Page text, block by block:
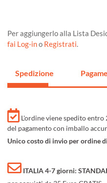
Per aggiungerlo alla Lista
fai Log-ino Registrati.
Spedizione
L'ordine viene spedito
del pagamento con imballo
Unico costo di invio per ordine
ITALIA 4-7 giorni: